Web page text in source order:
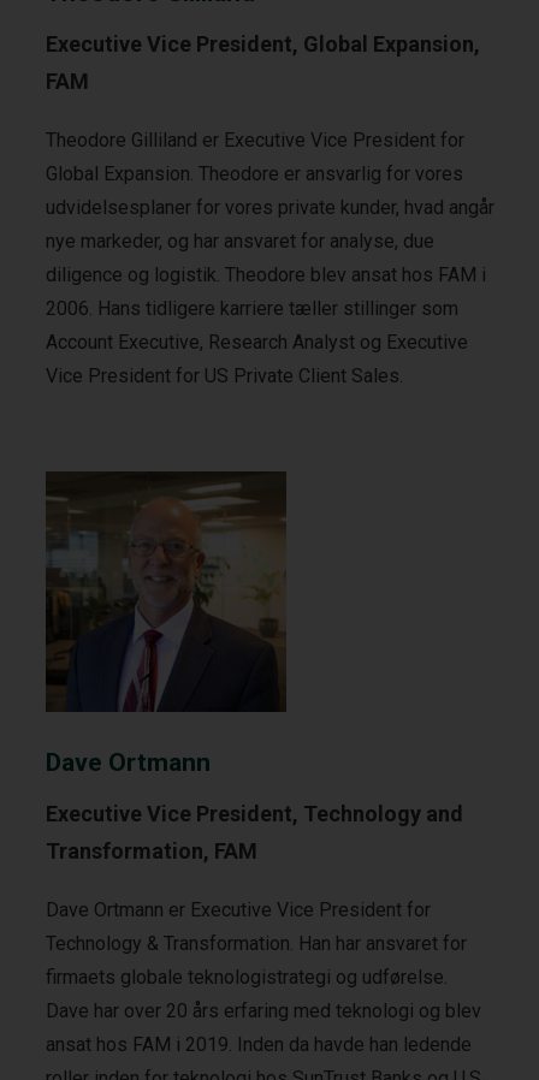
Executive Vice President, Global Expansion,
FAM
Theodore Gilliland er Executive Vice President for
Global Expansion. Theodore er ansvarlig for vores
udvidelsesplaner for vores private kunder, hvad angår
nye markeder, og har ansvaret for analyse, due
diligence og logistik. Theodore blev ansat hos FAM i
2006. Hans tidligere karriere tæller stillinger som
Account Executive, Research Analyst og Executive
Vice President for US Private Client Sales.
Dave Ortmann
Executive Vice President, Technology and
Transformation, FAM
Dave Ortmann er Executive Vice President for
Technology & Transformation. Han har ansvaret for
firmaets globale teknologistrategi og udførelse.
Dave har over 20 års erfaring med teknologi og blev
ansat hos FAM i 2019. Inden da havde han ledende